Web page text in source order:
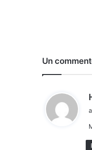
Un